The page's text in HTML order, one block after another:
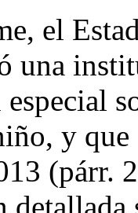
el
una
y que
(párr.